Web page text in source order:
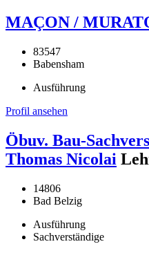
MAÇON /
83547
Babensham
Ausführung
Profil ansehen
Öbuv. Bau-
Thomas Nicolai
14806
Bad Belzig
Ausführung
Sachverständige